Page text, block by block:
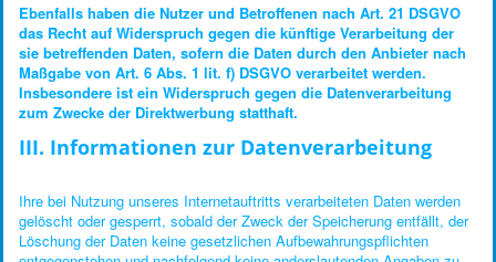
Ebenfalls haben die Nutzer und Betroffenen nach Art. 21 DSGVO
das Recht auf Widerspruch gegen die künftige Verarbeitung der
sie betreffenden Daten, sofern die Daten durch den Anbieter nach
Maßgabe von Art. 6 Abs. 1 lit. f) DSGVO verarbeitet werden.
Insbesondere ist ein Widerspruch gegen die Datenverarbeitung
zum Zwecke der Direktwerbung statthaft.
III. Informationen zur Datenverarbeitung
Ihre bei Nutzung unseres Internetauftritts verarbeiteten Daten werden
gelöscht oder gesperrt, sobald der Zweck der Speicherung entfällt, der
Löschung der Daten keine gesetzlichen Aufbewahrungspflichten